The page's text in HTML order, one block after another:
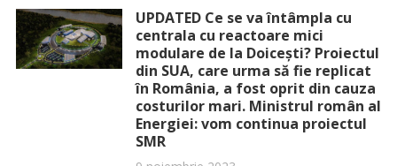
UPDATED Ce se va întâmpla cu
centrala cu reactoare mici
modulare de la Doicești? Proiectul
din SUA, care urma să fie replicat
în România, a fost oprit din cauza
costurilor mari. Ministrul român al
Energiei: vom continua proiectul
SMR